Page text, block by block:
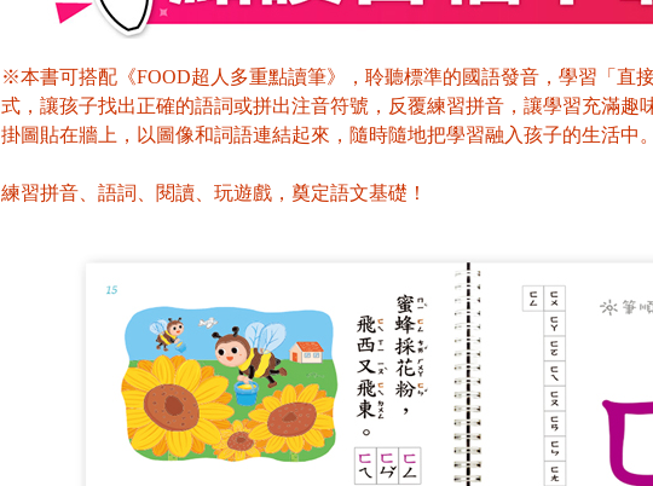
※本書可搭配《FOOD超人多重點讀筆》，聆聽標準的國語發音，學習「直
式，讓孩子找出正確的語詞或拼出注音符號，反覆練習拼音，讓學習充滿趣
掛圖貼在牆上，以圖像和詞語連結起來，隨時隨地把學習融入孩子的生活中。
練習拼音、語詞、閱讀、玩遊戲，奠定語文基礎！